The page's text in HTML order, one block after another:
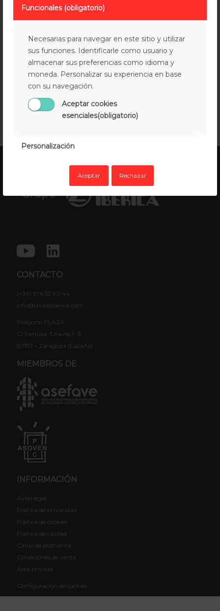
Funcionales (obligatorio)
Necesarias para navegar en este sitio y utilizar
sus funciones. Identificarle como usuario y
almacenar sus preferencias como idioma y
moneda. Personalizar su experiencia en base
con su navegación.
Aceptar cookies
esenciales(obligatorio)
Personalización
Aceptar Rechazar
todo lo que estamos preparando.
CONTACTO
(+34) 976 52 90 44
info@lavaaliberica.com
Polígono PLAZA
C/ Pertusa, 5 naves 1 -3
50197 – Zaragoza (España)
MIEMBROS DE
INFORMACIÓN
Aviso legal
Política de privacidad
Política de cookies
Política de calidad
Canal de postventa
Condiciones de venta
Área privada
Configuración de cookies